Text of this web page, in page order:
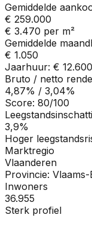
Gemiddelde
€ 259.000
€ 3.470 per m²
Gemiddelde
€ 1.050
Jaarhuur: € 12.600
Bruto / netto
4,87% / 3,04%
Score: 80/100
3,9%
Hoger
Marktregio
Vlaanderen
Provincie:
Inwoners
36.955
Sterk profiel